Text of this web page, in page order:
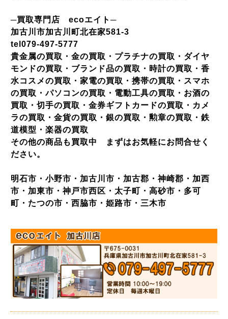
─買取専門店 ecoエイト─
加古川市加古川町北在家581-3
tel079-497-5777
貴金属の買取・金の買取・プラチナの買取・ダイヤ
モンドの買取・ブランド品の買取・時計の買取・香
水コスメの買取・家電の買取・携帯の買取・スマホ
の買取・パソコンの買取・電動工具の買取・お酒の
買取・切手の買取・金券ギフトカードの買取・カメ
ラの買取・金貨の買取・銀の買取・勲章の買取・鉄
道模型・楽器の買取
その他の商品も買取中 まずはお気軽にお問合せく
ださい。
明石市・小野市・加古川市・加古郡・神崎郡・加西
市・加東市・神戸市西区・太子町・高砂市・多可
町・たつの市・西脇市・姫路市・三木市